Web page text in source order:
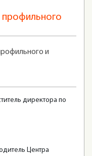
и
директора по
Центра